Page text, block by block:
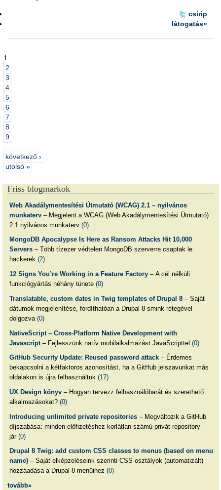
csirip
látogatás»
1
2
3
4
5
6
7
8
9
következő ›
utolsó »
Friss blogmarkok
Web Akadálymentesítési Útmutató (WCAG) 2.1 – nyilvános
munkaterv– Megjelent a WCAG (Web Akadálymentesítési Útmutató)
2.1 nyilvános munkaterv (0)
MongoDB Apocalypse Is Here as Ransom Attacks Hit 10,000
Servers– Több tízezer védtelen MongoDB szerverre csaptak le
hackerek (2)
12 Signs You’re Working in a Feature Factory– A cél nélküli
funkciógyártás néhány tünete (0)
Translatable, custom dates in Twig templates of Drupal 8– Saját
dátumok megjelenítése, fordíthatóan a Drupal 8 smink rétegével
dolgozva (0)
NativeScript – Cross-Platform Native Development with
Javascript– Fejlesszünk natív mobilalkalmazást JavaScripttel (0)
GitHub Security Update: Reused password attack– Érdemes
bekapcsolni a kétfaktoros azonosítást, ha a GitHub jelszavunkat más
oldalakon is újra felhasználtuk (17)
UX Design könyv– Hogyan tervezz felhasználóbarát és szerethető
alkalmazásokat? (0)
Introducing unlimited private repositories– Megváltozik a GitHub
díjszabása: minden előfizetéshez korlátlan számú privát repository
jár (0)
Drupal 8 Twig: add custom CSS classes to menus (based on menu
name)– Saját elképzeléseink szerinti CSS osztályok (automatizált)
hozzáadása a Drupal 8 menüihez (0)
tovább»